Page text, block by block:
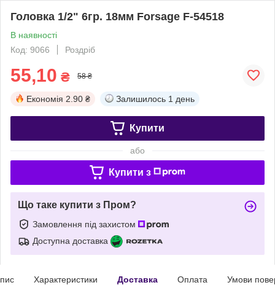
Головка 1/2" 6гр. 18мм Forsage F-54518
В наявності
Код: 9066
Роздріб
55,10 ₴ 58 ₴
Економія 2.90 ₴ Залишилось 1 день
Купити
або
Купити з
Що таке купити з Пром?
Замовлення під захистом
Доступна доставка
Характеристики Доставка Оплата Умови